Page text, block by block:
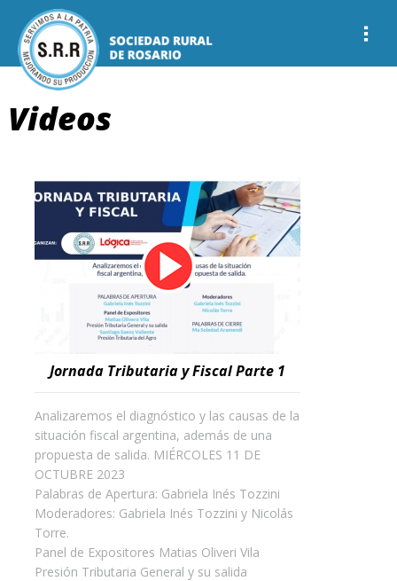
Videos
Jornada Tributaria y Fiscal Parte 1
Analizaremos el diagnóstico y las causas de la
situación fiscal argentina, además de una
propuesta de salida. MIÉRCOLES 11 DE
OCTUBRE 2023
Palabras de Apertura: Gabriela Inés Tozzini
Moderadores: Gabriela Inés Tozzini y Nicolás
Torre.
Panel de Expositores Matias Oliveri Vila
Presión Tributaria General y su salida